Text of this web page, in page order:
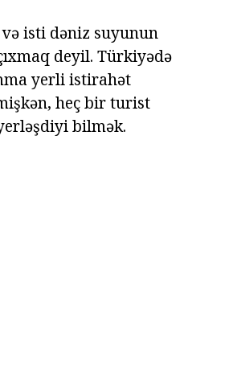
isti dəniz suyunun
deyil. Türkiyədə
yerli istirahət
heç bir turist
bilmək.